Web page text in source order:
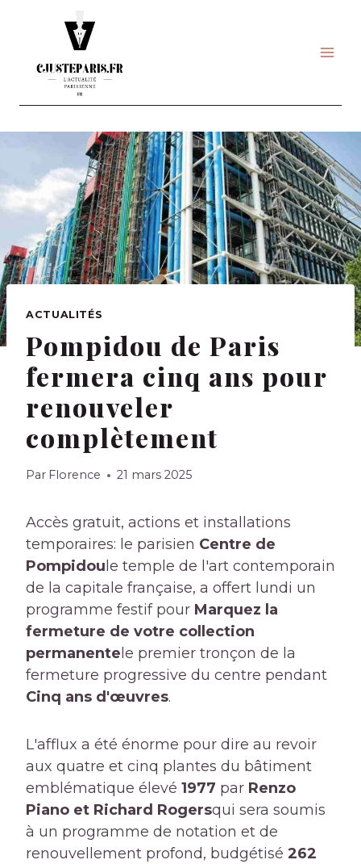
ACTUALITÉS
Pompidou de Paris
fermera cinq ans pour
renouveler
complètement
Par Florence 21 mars 2025
Accès gratuit, actions et installations
temporaires: le parisien Centre de
Pompidoule temple de l'art contemporain
de la capitale française, a offert lundi un
programme festif pour Marquez la
fermeture de votre collection
permanentele premier tronçon de la
fermeture progressive du centre pendant
Cinq ans d'œuvres.
L'afflux a été énorme pour dire au revoir
aux quatre et cinq plantes du bâtiment
emblématique élevé 1977 par Renzo
Piano et Richard Rogersqui sera soumis
à un programme de notation et de
renouvellement profond, budgétisé 262